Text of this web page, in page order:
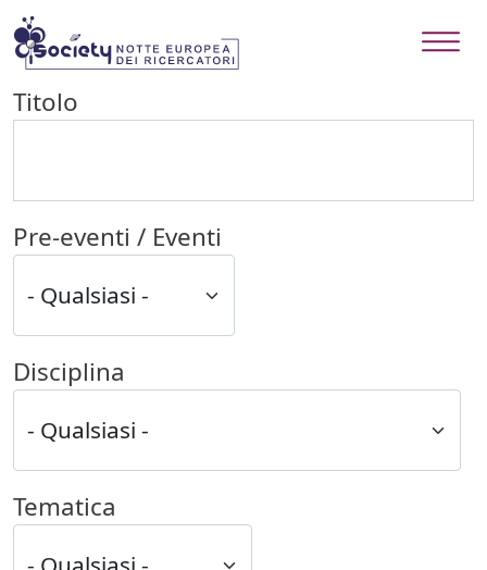
Salta al contenuto principale
Titolo
Pre-eventi / Eventi
Disciplina
Tematica